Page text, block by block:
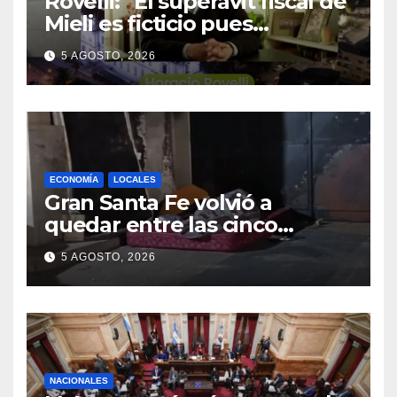
Mieli es ficticio pues
debemos 480 mil millones de
dólares”
5 AGOSTO, 2026
ECONOMÍA LOCALES
Gran Santa Fe volvió a
quedar entre las cinco
regiones con más pobreza
del país
5 AGOSTO, 2026
NACIONALES